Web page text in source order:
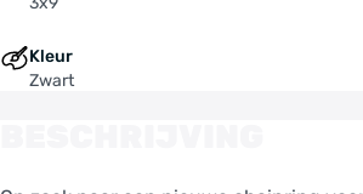
Kleur
Zwart